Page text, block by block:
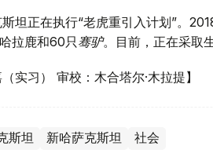
坦正在执行“老虎重引入计划”。
拉鹿和60只骞驴。目前，正在采取
（实习） 审校：木合塔尔·木拉提】
斯坦 新哈萨克斯坦 社会